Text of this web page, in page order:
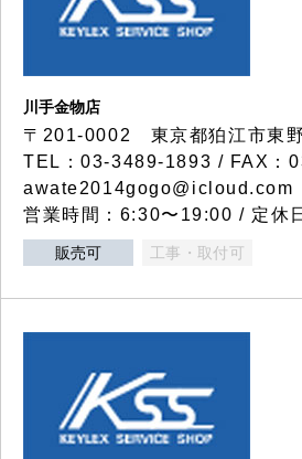
川手金物店
〒201-0002 東京都狛江市東
TEL：03-3489-1893 / FAX：
awate2014gogo@icloud.com
営業時間：6:30〜19:00 / 定休
販売可 工事・取付可